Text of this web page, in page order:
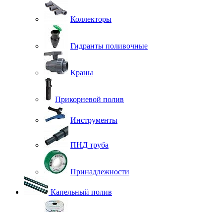
Коллекторы
Гидранты поливочные
Краны
Прикорневой полив
Инструменты
ПНД труба
Принадлежности
Капельный полив